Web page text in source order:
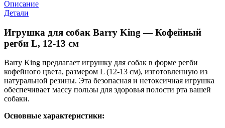
Описание
Детали
Игрушка для собак Barry King — Кофейный
регби L, 12-13 см
Barry King предлагает игрушку для собак в форме регби
кофейного цвета, размером L (12-13 см), изготовленную из
натуральной резины. Эта безопасная и нетоксичная игрушка
обеспечивает массу пользы для здоровья полости рта вашей
собаки.
Основные характеристики: